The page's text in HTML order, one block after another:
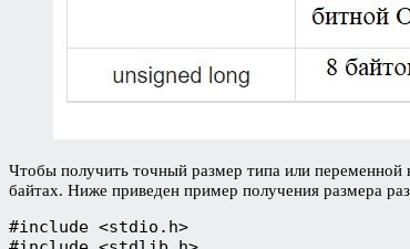
Чтобы получить точный размер типа или переменной
байтах. Ниже приведен пример получения размера
#include <stdio.h>